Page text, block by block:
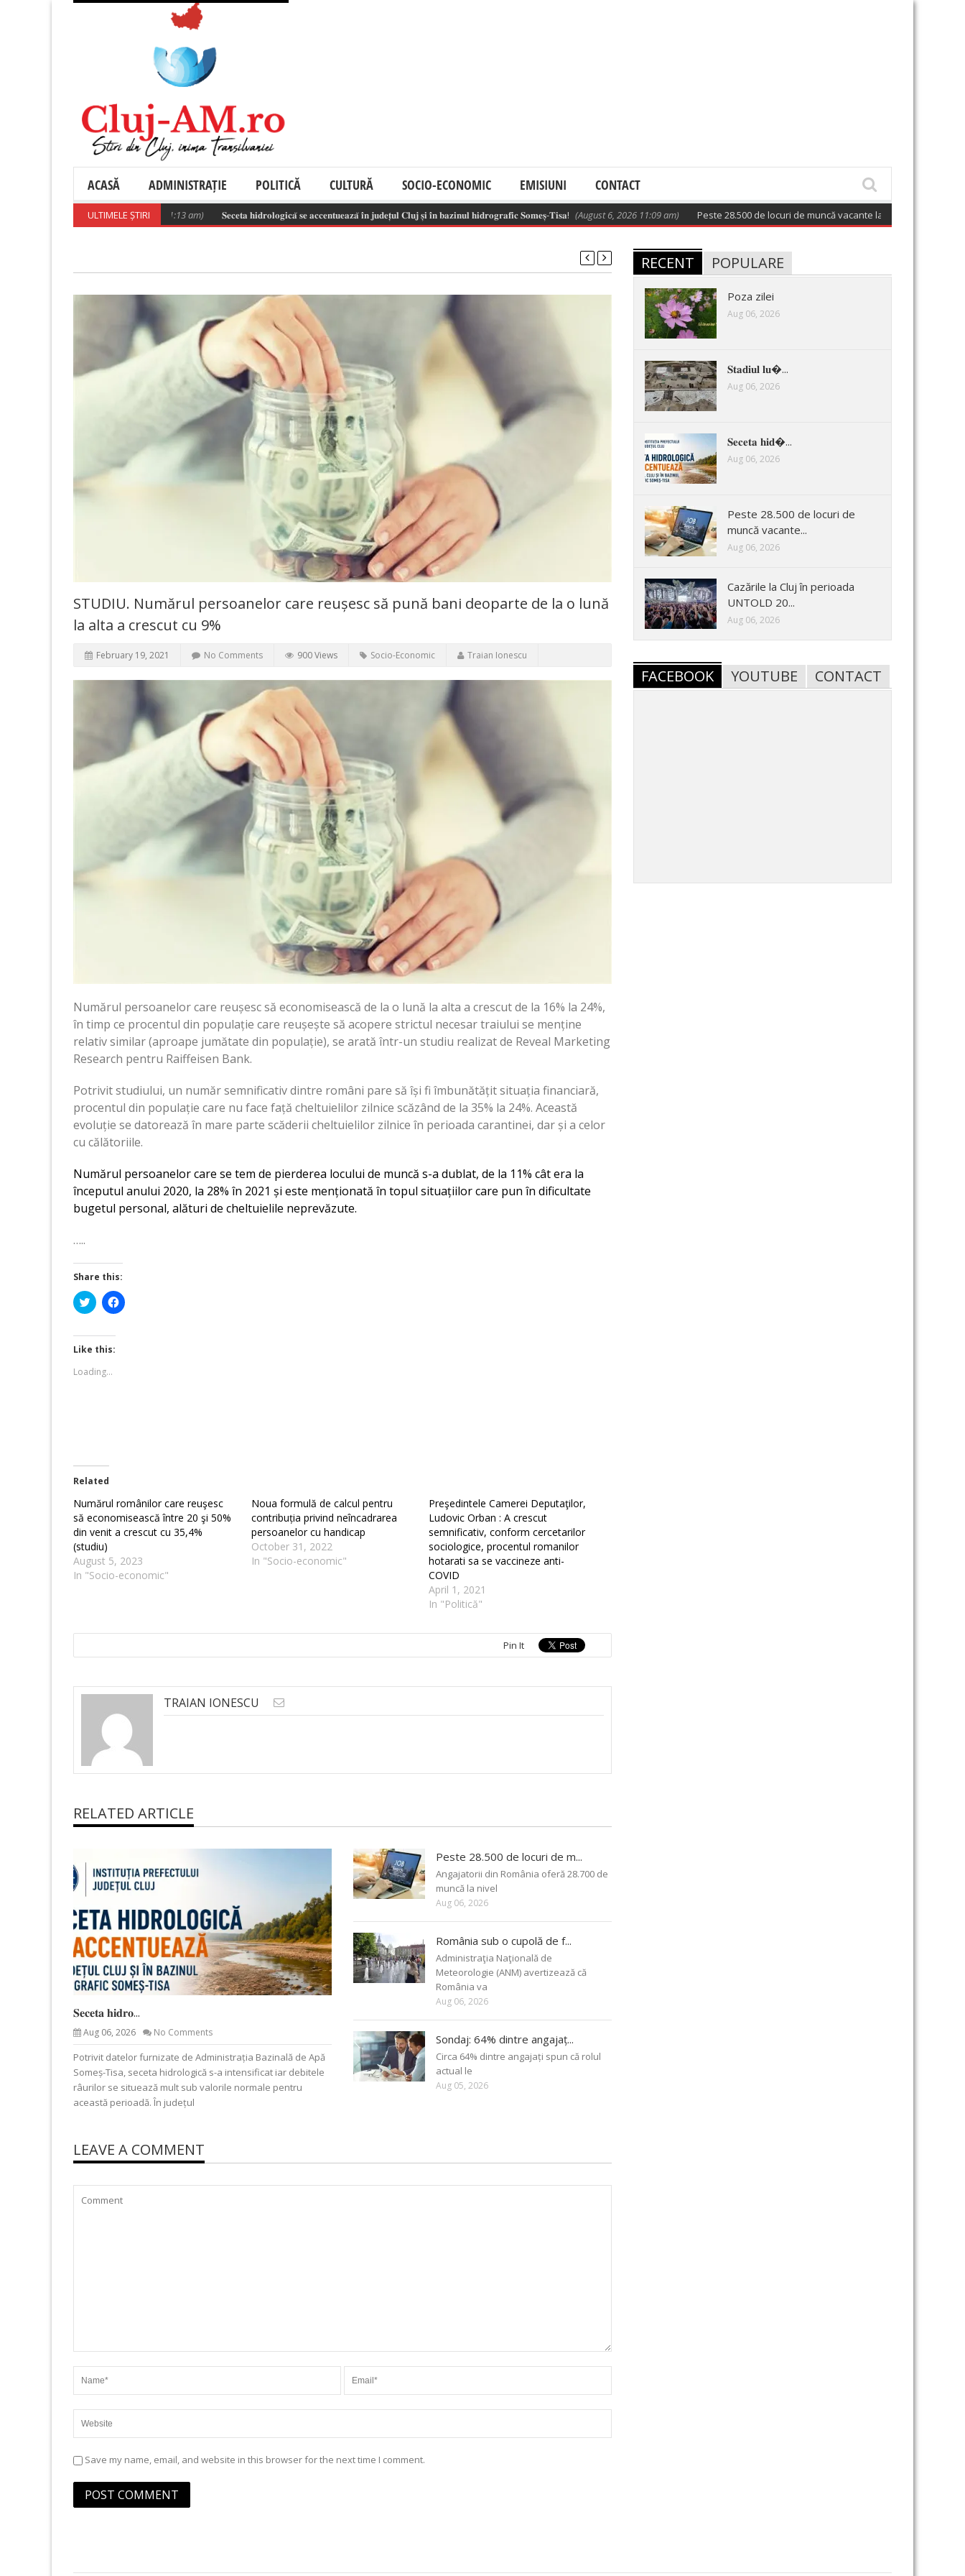
ACASĂ ADMINISTRAȚIE POLITICĂ CULTURĂ SOCIO-ECONOMIC EMISIUNI CONTACT
ULTIMELE ȘTIRI
(August 6, 2026 11:13 am) 𝐒𝐞𝐜𝐞𝐭𝐚 𝐡𝐢𝐝𝐫𝐨𝐥𝐨𝐠𝐢𝐜𝐚̆ 𝐬𝐞 𝐚𝐜𝐜𝐞𝐧𝐭𝐮𝐞𝐚𝐳𝐚̆ 𝐢̂𝐧 𝐣𝐮𝐝𝐞𝐭̦𝐮𝐥 𝐂𝐥𝐮𝐣 𝐬̦𝐢 𝐢̂𝐧 𝐛𝐚𝐳𝐢𝐧𝐮𝐥 𝐡𝐢𝐝𝐫𝐨𝐠𝐫𝐚𝐟𝐢𝐜 𝐒𝐨𝐦𝐞𝐬̦-𝐓𝐢𝐬𝐚! (August 6, 2026 11:09 am) Peste 28.500 de locuri de muncă vacante la nivel național; 128
STUDIU. Numărul persoanelor care reușesc să pună bani deoparte de la o lună
la alta a crescut cu 9%
February 19, 2021 No Comments 900 Views Socio-Economic Traian Ionescu
Numărul persoanelor care reușesc să economisească de la o lună la alta a crescut de la 16% la 24%,
în timp ce procentul din populație care reușește să acopere strictul necesar traiului se menține
relativ similar (aproape jumătate din populație), se arată într-un studiu realizat de Reveal Marketing
Research pentru Raiffeisen Bank.
Potrivit studiului, un număr semnificativ dintre români pare să își fi îmbunătățit situația financiară,
procentul din populație care nu face față cheltuielilor zilnice scăzând de la 35% la 24%. Această
evoluție se datorează în mare parte scăderii cheltuielilor zilnice în perioada carantinei, dar și a celor
cu călătoriile.
Numărul persoanelor care se tem de pierderea locului de muncă s-a dublat, de la 11% cât era la
începutul anului 2020, la 28% în 2021 și este menționată în topul situațiilor care pun în dificultate
bugetul personal, alături de cheltuielile neprevăzute.
…..
Share this:
Click
to
Twitter
(Opens
in
new
window)
Click
to
Like this:
Loading...
Related
Numărul românilor care reuşesc
să economisească între 20 şi 50%
din venit a crescut cu 35,4%
(studiu)
August 5, 2023
In "Socio-economic"
Noua formulă de calcul pentru
contribuția privind neîncadrarea
persoanelor cu handicap
October 31, 2022
In "Socio-economic"
Preşedintele Camerei Deputaţilor,
Ludovic Orban : A crescut
semnificativ, conform cercetarilor
sociologice, procentul romanilor
hotarati sa se vaccineze anti-
COVID
April 1, 2021
In "Politică"
Pin It
TRAIAN IONESCU
RELATED ARTICLE
𝐒𝐞𝐜𝐞𝐭𝐚 𝐡𝐢𝐝𝐫𝐨...
Aug 06, 2026 No Comments
Potrivit datelor furnizate de Administrația Bazinală de Apă
Someș-Tisa, seceta hidrologică s-a intensificat iar debitele
râurilor se situează mult sub valorile normale pentru
această perioadă. În județul
Peste 28.500 de locuri de m...
Angajatorii din România oferă 28.700 de
muncă la nivel
Aug 06, 2026
România sub o cupolă de f...
Administraţia Naţională de
Meteorologie (ANM) avertizează că
România va
Aug 06, 2026
Sondaj: 64% dintre angajaț...
Circa 64% dintre angajați spun că rolul
actual le
Aug 05, 2026
LEAVE A COMMENT
Save my name, email, and website in this browser for the next time I comment.
RECENT POPULARE
Poza zilei
Aug 06, 2026
𝐒𝐭𝐚𝐝𝐢𝐮𝐥 𝐥𝐮�...
Aug 06, 2026
𝐒𝐞𝐜𝐞𝐭𝐚 𝐡𝐢𝐝�...
Aug 06, 2026
Peste 28.500 de locuri de
muncă vacante...
Aug 06, 2026
Cazările la Cluj în perioada
UNTOLD 20...
Aug 06, 2026
FACEBOOK YOUTUBE CONTACT